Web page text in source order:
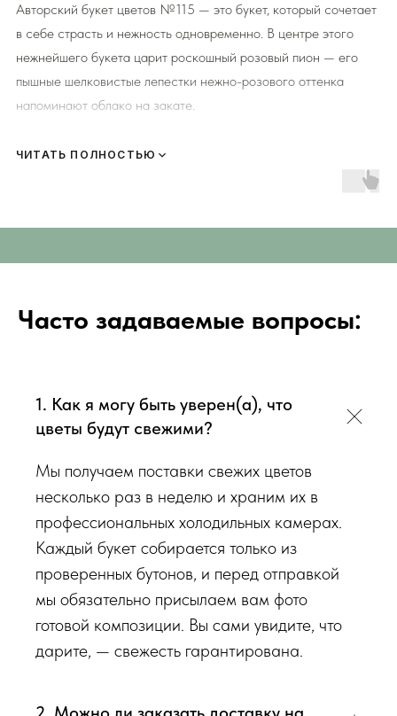
Авторский букет цветов №115 — это букет, который сочетает
в себе страсть и нежность одновременно. В центре этого
нежнейшего букета царит роскошный розовый пион — его
пышные шелковистые лепестки нежно-розового оттенка
напоминают облако на закате.
К каждому букету мы прикладываем правила по уходу за
радовали Вас❤️
наличии на момент нужной даты доставки. Заказывая
гаммы, формату), после заказа с Вами сразу свяжется наш
администратор для уточнения деталей заказа.
Перед тем как отправить букет на доставку мы
видео непосредственно того букета, который наш
флорист собрал для Вас.
Доставка цветов в Симферополе. Качественно. Быстро.
ЧИТАТЬ ПОЛНОСТЬЮ
Часто задаваемые вопросы:
1. Как я могу быть уверен(а), что
цветы будут свежими?
Мы получаем поставки свежих цветов
несколько раз в неделю и храним их в
профессиональных холодильных камерах.
Каждый букет собирается только из
проверенных бутонов, и перед отправкой
мы обязательно присылаем вам фото
готовой композиции. Вы сами увидите, что
дарите, — свежесть гарантирована.